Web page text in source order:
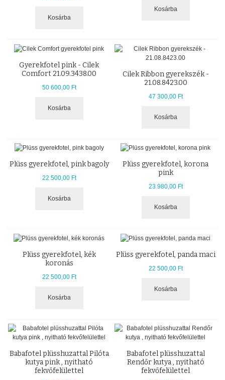
Kosárba
Kosárba
Gyerekfotel pink - Cilek
Comfort 21.09.3438.00
50 600,00 Ft
Kosárba
Cilek Ribbon gyerekszék -
21.08.8423.00
47 300,00 Ft
Kosárba
Plüss gyerekfotel, pink bagoly
22 500,00 Ft
Kosárba
Plüss gyerekfotel, korona
pink
23 980,00 Ft
Kosárba
Plüss gyerekfotel, kék
koronás
22 500,00 Ft
Kosárba
Plüss gyerekfotel, panda maci
22 500,00 Ft
Kosárba
Babafotel plüsshuzattal Pilóta
kutya pink , nyitható
fekvőfelülettel
Babafotel plüsshuzattal
Rendőr kutya , nyitható
fekvőfelülettel